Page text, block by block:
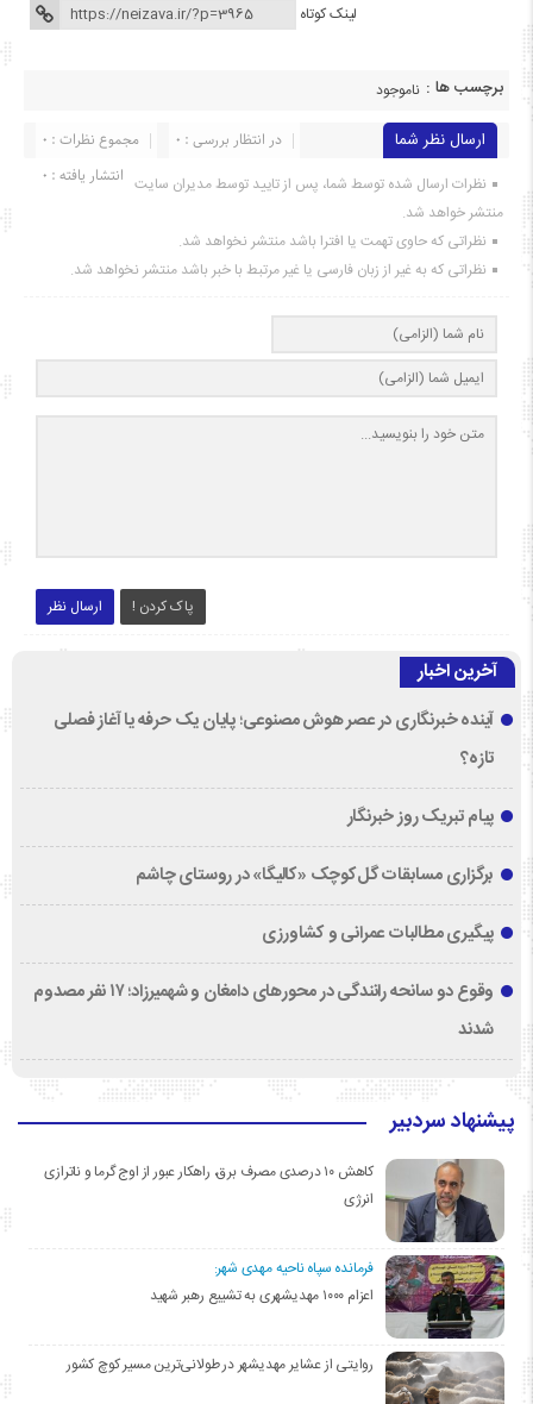
لینک کوتاه
برچسب ها : ناموجود
ارسال نظر شما مجموع نظرات : 0
در انتظار بررسی : 0
انتشار یافته : ۰ نظرات ارسال شده توسط شما، پس از تایید توسط مدیران سایت
منتشر خواهد شد.
نظراتی که حاوی تهمت یا افترا باشد منتشر نخواهد شد.
نظراتی که به غیر از زبان فارسی یا غیر مرتبط با خبر باشد منتشر نخواهد شد.
ارسال نظر پاک کردن !
آخرین اخبار
آینده خبرنگاری در عصر هوش مصنوعی؛ پایان یک حرفه یا آغاز فصلی
تازه؟
پیام تبریک روز خبرنگار
برگزاری مسابقات گل‌کوچک «کالیگا» در روستای چاشم
پیگیری مطالبات عمرانی و کشاورزی
وقوع دو سانحه رانندگی در محورهای دامغان و شهمیرزاد؛ ۱۷ نفر مصدوم
شدند
پیشنهاد سردبیر
کاهش ۱۰ درصدی مصرف برق، راهکار عبور از اوج گرما و ناترازی
انرژی
فرمانده سپاه ناحیه مهدی شهر:
اعزام ۱۰۰۰ مهدیشهری به تشییع رهبر شهید
روایتی از عشایر مهدیشهر در طولانی‌ترین مسیر کوچ کشور